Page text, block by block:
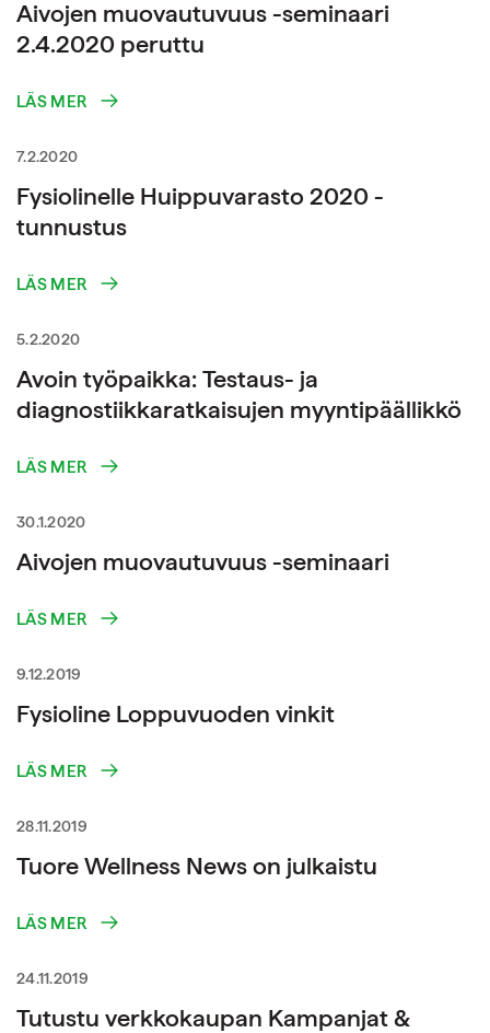
Aivojen muovautuvuus -seminaari
2.4.2020 peruttu
LÄS MER
7.2.2020
Fysiolinelle Huippuvarasto 2020 -
tunnustus
LÄS MER
5.2.2020
Avoin työpaikka: Testaus- ja
diagnostiikkaratkaisujen myyntipäällikkö
LÄS MER
30.1.2020
Aivojen muovautuvuus -seminaari
LÄS MER
9.12.2019
Fysioline Loppuvuoden vinkit
LÄS MER
28.11.2019
Tuore Wellness News on julkaistu
LÄS MER
24.11.2019
Tutustu verkkokaupan Kampanjat &